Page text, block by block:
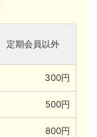
定期会員以外
300円
500円
800円